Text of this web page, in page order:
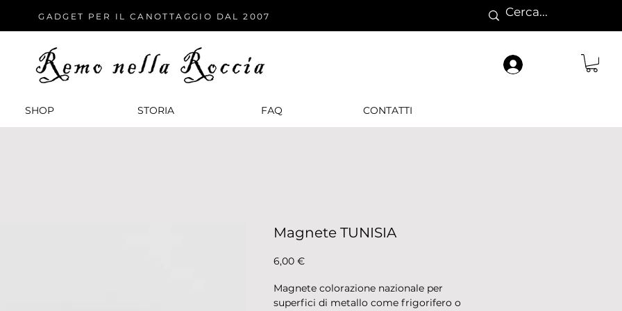
GADGET PER IL CANOTTAGGIO DAL 2007
SHOP STORIA FАQ CONTATTI
Magnete TUNISIA
6,00 €Prezzo
Magnete colorazione nazionale per
superfici di metallo come frigorifero o